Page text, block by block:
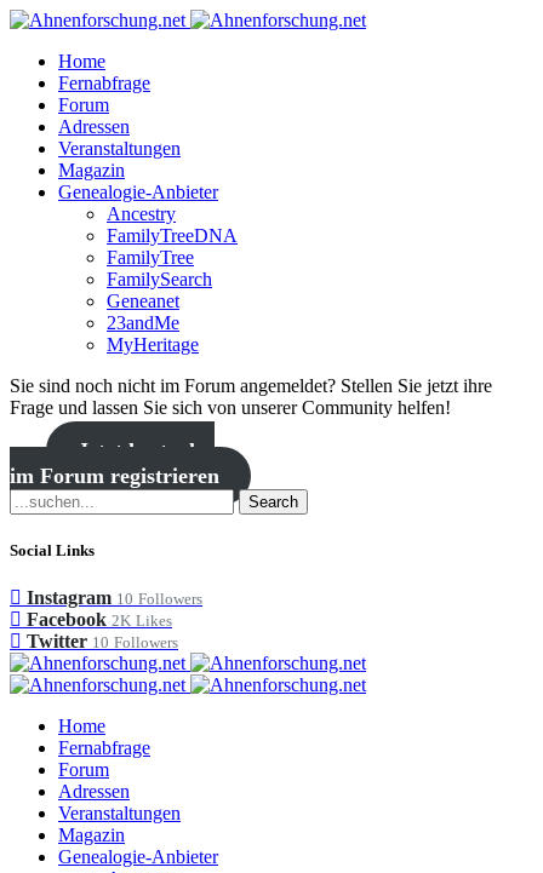
Home
Fernabfrage
Forum
Adressen
Veranstaltungen
Magazin
Genealogie-Anbieter
Ancestry
FamilyTreeDNA
FamilyTree
FamilySearch
Geneanet
23andMe
MyHeritage
Sie sind noch nicht im Forum angemeldet? Stellen Sie jetzt ihre
Frage und lassen Sie sich von unserer Community helfen!
Jetzt kostenlos
im Forum registrieren
Search
Social Links
Instagram 10 Followers
Facebook 2K Likes
Twitter 10 Followers
Home
Fernabfrage
Forum
Adressen
Veranstaltungen
Magazin
Genealogie-Anbieter